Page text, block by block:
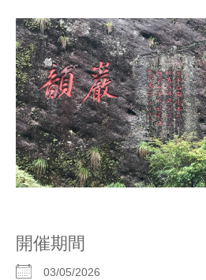
開催期間
03/05/2026